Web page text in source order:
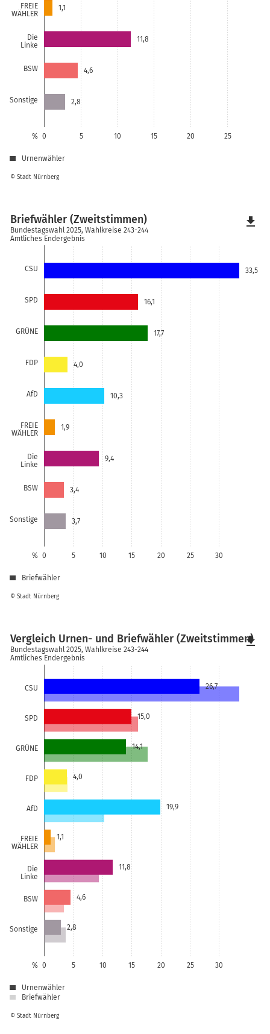
FREIE
WÄHLER
Die
Linke
BSW
Sonstige
0 5 10 15 20 25
%
1,1
11,8
4,6
2,8
© Stadt Nürnberg
Urnenwähler
CSU
SPD
GRÜNE
FDP
AfD
FREIE
WÄHLER
Die
Linke
BSW
Sonstige
0 5 10 15 20 25 30
%
33,5
16,1
17,7
4,0
10,3
1,9
9,4
3,4
3,7
© Stadt Nürnberg
Briefwähler (Zweitstimmen)
Bundestagswahl 2025, Wahlkreise 243-244
Amtliches Endergebnis
Briefwähler
file_download
CSU
SPD
GRÜNE
FDP
AfD
FREIE
WÄHLER
Die
Linke
BSW
Sonstige
0 5 10 15 20 25 30
%
26,7
15,0
14,1
4,0
19,9
1,1
11,8
4,6
2,8
© Stadt Nürnberg
Vergleich Urnen- und Briefwähler (Zweitstimmen)
Bundestagswahl 2025, Wahlkreise 243-244
Amtliches Endergebnis
Urnenwähler
Briefwähler
file_download